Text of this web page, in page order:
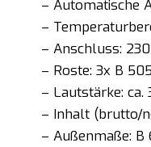
– Automatische
–
– Anschluss:
– Roste: 3x B
– Lautstärke: ca.
– Inhalt (brutto/
– Außenmaße: